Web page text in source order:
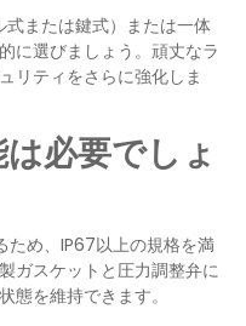
または鍵式）または一体
に選びましょう。頑丈なラ
リティをさらに強化しま
必要でしょ
ため、IP67以上の規格を満
ガスケットと圧力調整弁に
態を維持できます。